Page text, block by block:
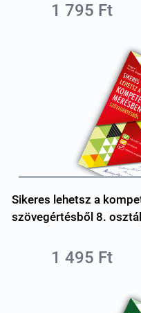
1 795 Ft
Sikeres lehetsz a
szövegértésből 8.
1 495 Ft